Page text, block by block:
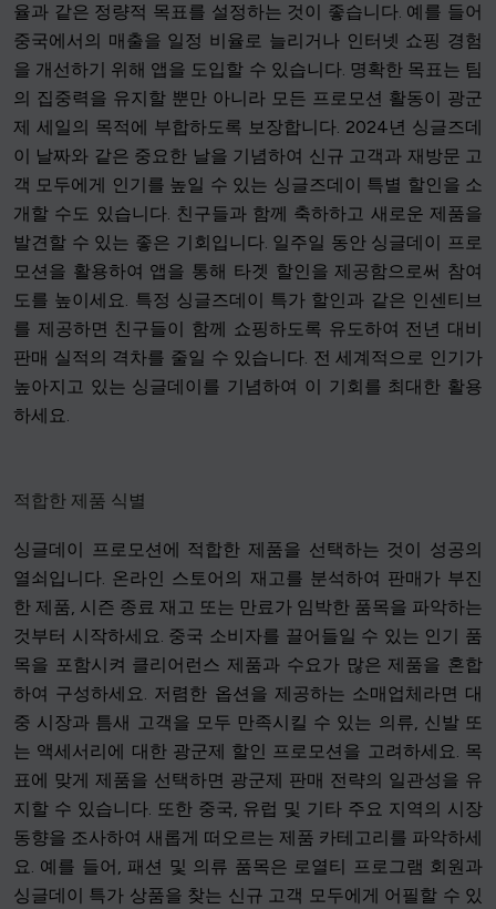
율과 같은 정량적 목표를 설정하는 것이 좋습니다. 예를 들어
중국에서의 매출을 일정 비율로 늘리거나 인터넷 쇼핑 경험
을 개선하기 위해 앱을 도입할 수 있습니다. 명확한 목표는 팀
의 집중력을 유지할 뿐만 아니라 모든 프로모션 활동이 광군
제 세일의 목적에 부합하도록 보장합니다. 2024년 싱글즈데
이 날짜와 같은 중요한 날을 기념하여 신규 고객과 재방문 고
객 모두에게 인기를 높일 수 있는 싱글즈데이 특별 할인을 소
개할 수도 있습니다. 친구들과 함께 축하하고 새로운 제품을
발견할 수 있는 좋은 기회입니다. 일주일 동안 싱글데이 프로
모션을 활용하여 앱을 통해 타겟 할인을 제공함으로써 참여
도를 높이세요. 특정 싱글즈데이 특가 할인과 같은 인센티브
를 제공하면 친구들이 함께 쇼핑하도록 유도하여 전년 대비
판매 실적의 격차를 줄일 수 있습니다. 전 세계적으로 인기가
높아지고 있는 싱글데이를 기념하여 이 기회를 최대한 활용
하세요.
적합한 제품 식별
싱글데이 프로모션에 적합한 제품을 선택하는 것이 성공의
열쇠입니다. 온라인 스토어의 재고를 분석하여 판매가 부진
한 제품, 시즌 종료 재고 또는 만료가 임박한 품목을 파악하는
것부터 시작하세요. 중국 소비자를 끌어들일 수 있는 인기 품
목을 포함시켜 클리어런스 제품과 수요가 많은 제품을 혼합
하여 구성하세요. 저렴한 옵션을 제공하는 소매업체라면 대
중 시장과 틈새 고객을 모두 만족시킬 수 있는 의류, 신발 또
는 액세서리에 대한 광군제 할인 프로모션을 고려하세요. 목
표에 맞게 제품을 선택하면 광군제 판매 전략의 일관성을 유
지할 수 있습니다. 또한 중국, 유럽 및 기타 주요 지역의 시장
동향을 조사하여 새롭게 떠오르는 제품 카테고리를 파악하세
요. 예를 들어, 패션 및 의류 품목은 로열티 프로그램 회원과
싱글데이 특가 상품을 찾는 신규 고객 모두에게 어필할 수 있